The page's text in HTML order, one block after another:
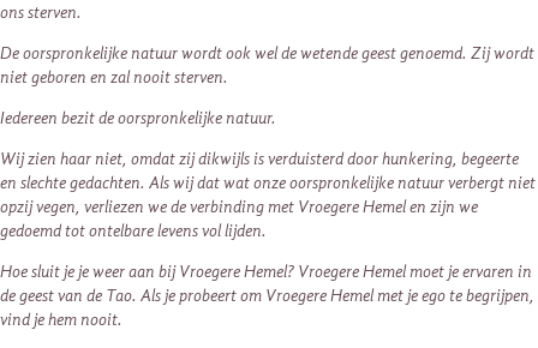
ons sterven.
De oorspronkelijke natuur wordt ook wel de wetende geest genoemd. Zij wordt
niet geboren en zal nooit sterven.
Iedereen bezit de oorspronkelijke natuur.
Wij zien haar niet, omdat zij dikwijls is verduisterd door hunkering, begeerte
en slechte gedachten. Als wij dat wat onze oorspronkelijke natuur verbergt niet
opzij vegen, verliezen we de verbinding met Vroegere Hemel en zijn we
gedoemd tot ontelbare levens vol lijden.
Hoe sluit je je weer aan bij Vroegere Hemel? Vroegere Hemel moet je ervaren in
de geest van de Tao. Als je probeert om Vroegere Hemel met je ego te begrijpen,
vind je hem nooit.